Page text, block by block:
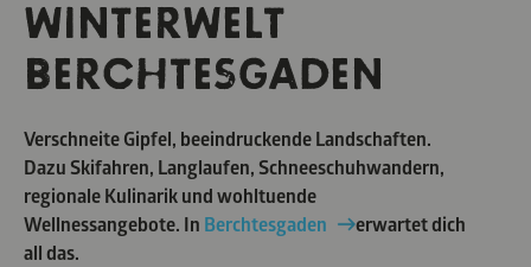
WINTERWELT
BERCHTESGADEN
Verschneite Gipfel, beeindruckende Landschaften.
Dazu Skifahren, Langlaufen, Schneeschuhwandern,
regionale Kulinarik und wohltuende
Wellnessangebote. In Berchtesgaden
erwartet dich
all das.